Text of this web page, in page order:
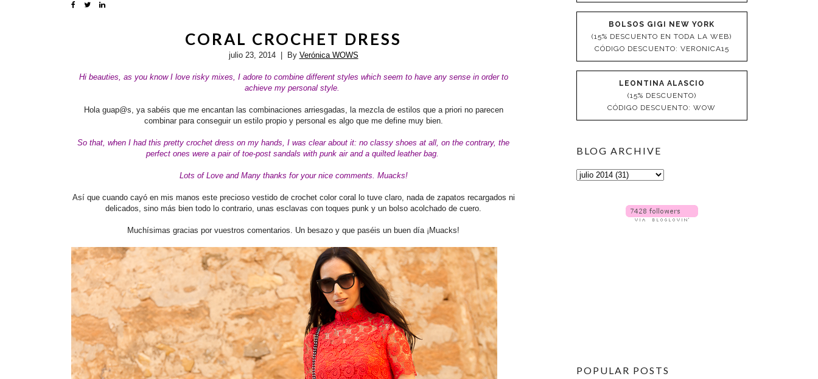
CORAL CROCHET DRESS
julio 23, 2014| By Verónica WOWS
Hi beauties, as you know I love risky mixes, I adore to combine different styles which seem to have any sense in order to
achieve my personal style.
Hola guap@s, ya sabéis que me encantan las combinaciones arriesgadas, la mezcla de estilos que a priori no parecen
combinar para conseguir un estilo propio y personal es algo que me define muy bien.
So that, when I had this pretty crochet dress on my hands, I was clear about it: no classy shoes at all, on the contrary, the
perfect ones were a pair of toe-post sandals with punk air and a quilted leather bag.
Lots of Love and Many thanks for your nice comments. Muacks!
Así que cuando cayó en mis manos este precioso vestido de crochet color coral lo tuve claro, nada de zapatos recargados ni
delicados, sino más bien todo lo contrario, unas esclavas con toques punk y un bolso acolchado de cuero.
Muchísimas gracias por vuestros comentarios. Un besazo y que paséis un buen día ¡Muacks!
BOLSOS GIGI NEW YORK
(15% DESCUENTO EN TODA LA WEB)
CÓDIGO DESCUENTO: VERONICA15
LEONTINA ALASCIO
(15% DESCUENTO)
CÓDIGO DESCUENTO: WOW
BLOG ARCHIVE
POPULAR POSTS